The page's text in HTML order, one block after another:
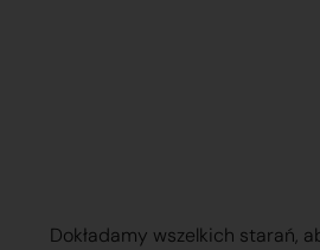
Dokładamy wszelkich starań,